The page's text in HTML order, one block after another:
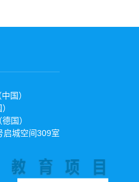
国）
国）
启城空间309室